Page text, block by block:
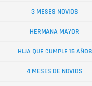
3 MESES NOVIOS
HERMANA MAYOR
HIJA QUE CUMPLE 15 AÑOS
4 MESES DE NOVIOS